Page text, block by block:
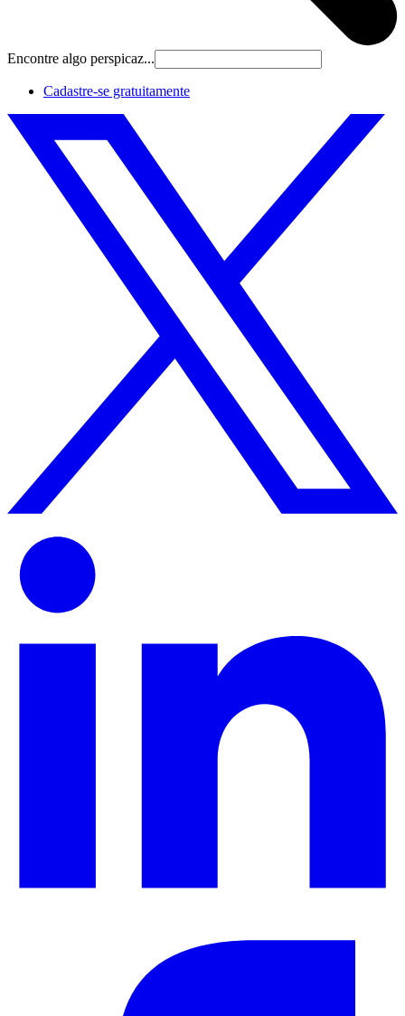
Encontre algo perspicaz...
Cadastre‐se gratuitamente